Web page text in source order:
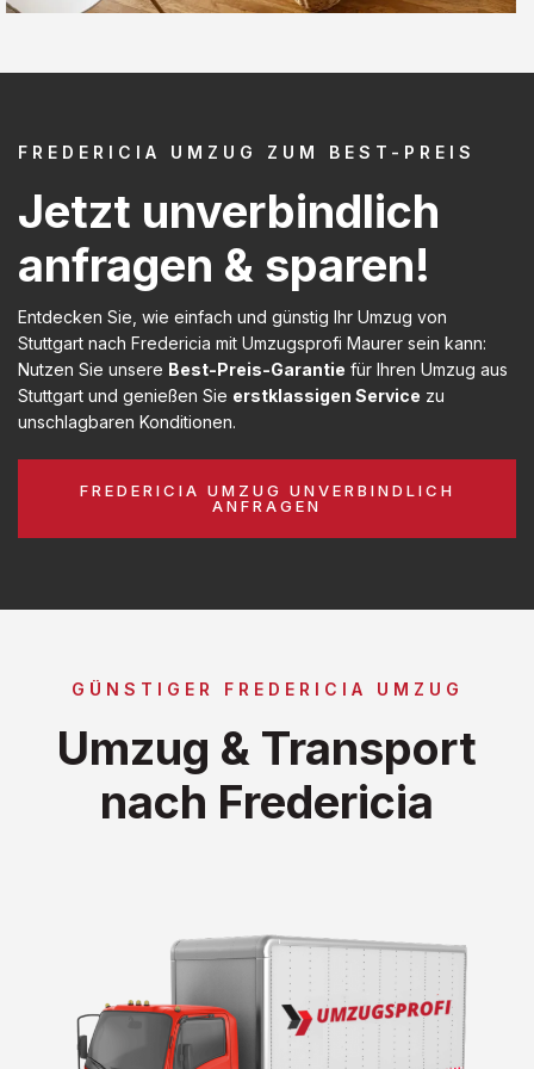
FREDERICIA UMZUG ZUM BEST-PREIS
Jetzt unverbindlich
anfragen & sparen!
Entdecken Sie, wie einfach und günstig Ihr Umzug von
Stuttgart nach Fredericia mit Umzugsprofi Maurer sein kann:
Nutzen Sie unsere Best-Preis-Garantie für Ihren Umzug aus
Stuttgart und genießen Sie erstklassigen Service zu
unschlagbaren Konditionen.
FREDERICIA UMZUG UNVERBINDLICH
ANFRAGEN
GÜNSTIGER FREDERICIA UMZUG
Umzug & Transport
nach Fredericia